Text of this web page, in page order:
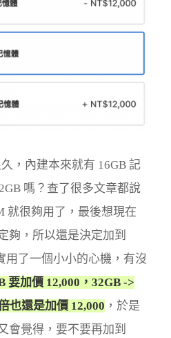
，內建本來就有 16GB 記
嗎？查了很多文章都說
就很夠用了，最後想現在
夠，所以還是決定加到
用了一個小小的心機，有沒
要加價 12,000，32GB ->
也還是加價 12,000 ，於是
會覺得，要不要再加到